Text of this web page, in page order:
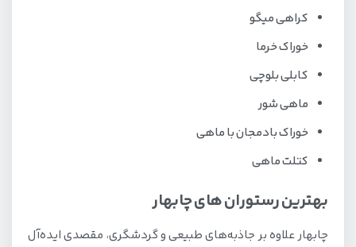
کراهی میگو
خوراک خرما
کابلی بلوچی
ماهی شور
خوراک بادمجان با ماهی
کتلت ماهی
بهترین رستوران های چابهار
چابهار علاوه بر جاذبه‌های طبیعی و گردشگری، مقصدی ایده‌آل